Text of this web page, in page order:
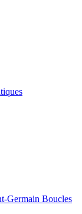
Germain Boucles